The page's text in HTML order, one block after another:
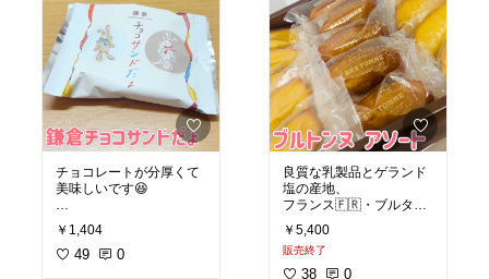
カフェ #自分へのご褒美
#ティータイム#チョコレ
ート#チョコバー
#イタリ
#輸入菓子
#お試しスイー
ツ
チョコレートが分厚くて
美味しいです😆
今までになかった“しゃり
しゃり食感”のおいしい
「音」を奏でる新作ショ
￥1,404
49 0
#ハンディファン #小型家
電#扇風機#リチウムイオ
ン電池
#アウトドア#携帯扇風機
良質な乳製品とゲランド
塩の産地、
フランス🇫🇷・ブルター
ニュのおいしさをお届け
する
焼菓子専門店「ビスキュ
イテリエ ブルトンヌ」
￥5,400
販売終了
38 0